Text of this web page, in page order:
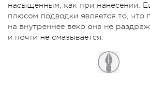
насыщенным, как при нанесении.
плюсом подводки является то, что
на внутреннее веко она не
и почти не смазывается.